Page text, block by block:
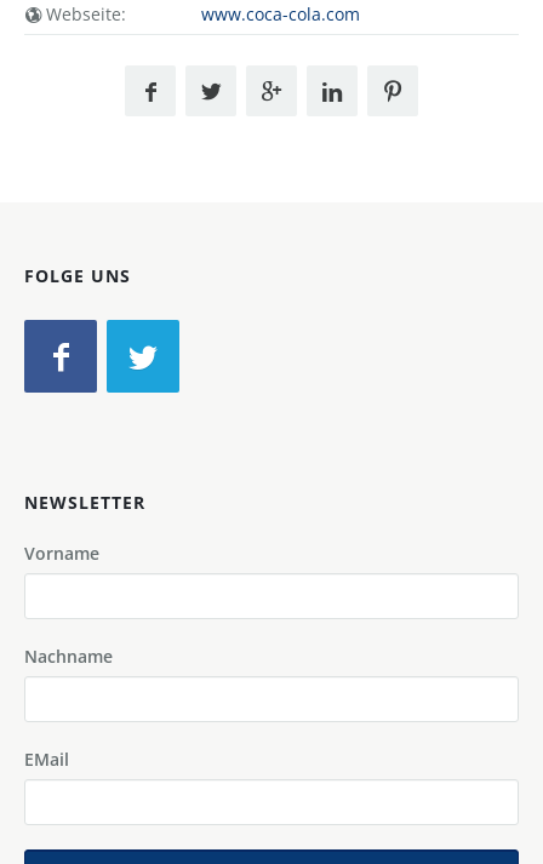
Webseite:
www.coca-cola.com
FOLGE UNS
NEWSLETTER
Vorname
Nachname
EMail